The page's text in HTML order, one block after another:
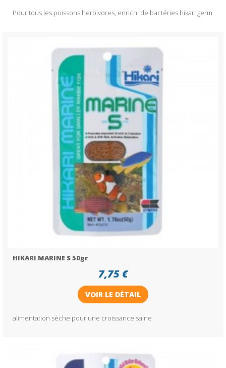
Pour tous les poissons herbivores, enrichi de bactéries hikari germ
HIKARI MARINE S 50gr
7,75 €
VOIR LE DÉTAIL
alimentation sèche pour une croissance saine